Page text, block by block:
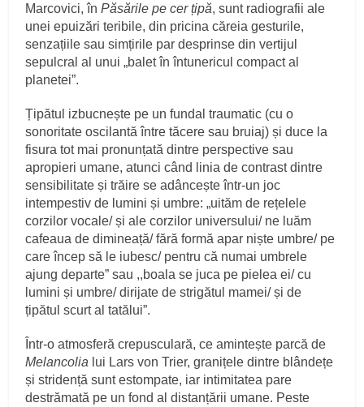
Marcovici, înPăsările pe cer țipă, sunt radiografii ale
unei epuizări teribile, din pricina căreia gesturile,
senzațiile sau simțirile par desprinse din vertijul
sepulcral al unui „balet în întunericul compact al
planetei”.
Țipătul izbucnește pe un fundal traumatic (cu o
sonoritate oscilantă între tăcere sau bruiaj) și duce la
fisura tot mai pronunțată dintre perspective sau
apropieri umane, atunci când linia de contrast dintre
sensibilitate și trăire se adâncește într-un joc
intempestiv de lumini și umbre: „uităm de rețelele
corzilor vocale/ și ale corzilor universului/ ne luăm
cafeaua de dimineață/ fără formă apar niște umbre/ pe
care încep să le iubesc/ pentru că numai umbrele
ajung departe” sau ,,boala se juca pe pielea ei/ cu
lumini și umbre/ dirijate de strigătul mamei/ și de
țipătul scurt al tatălui”.
Într-o atmosferă crepusculară, ce amintește parcă de
Melancolia lui Lars von Trier, granițele dintre blândețe
și stridență sunt estompate, iar intimitatea pare
destrămată pe un fond al distanțării umane. Peste